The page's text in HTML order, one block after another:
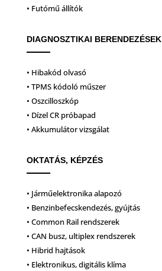
• Futómű állítók
DIAGNOSZTIKAI BERENDEZÉSEK
• Hibakód olvasó
• TPMS kódoló műszer
• Oszcilloszkóp
• Dízel CR próbapad
• Akkumulátor vizsgálat
OKTATÁS, KÉPZÉS
• Járműelektronika alapozó
• Benzinbefecskendezés, gyújtás
• Common Rail rendszerek
• CAN busz, ultiplex rendszerek
• Hibrid hajtások
• Elektronikus, digitális klíma